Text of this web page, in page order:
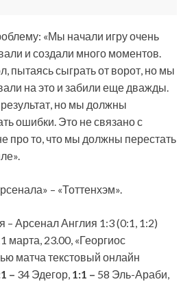
«Мы начали игру очень
и создали много моментов.
пытаясь сыграть от ворот, но мы
на это и забили еще дважды.
но мы должны
ошибки. Это не связано с
про то, что мы должны перестать
– «Тоттенхэм».
– Арсенал Англия 1:3 (0:1, 1:2)
марта, 23.00, «Георгиос
матча текстовый онлайн
– 34 Эдегор, 1:1 – 58 Эль-Араби,